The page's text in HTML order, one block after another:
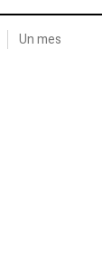
Un mes